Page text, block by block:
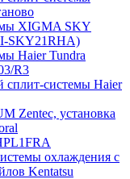
XIGMA SKY
SKY21RHA)
Haier Tundra
R3
сплит-системы Haier
Zentec, установка
охлаждения с
Kentatsu